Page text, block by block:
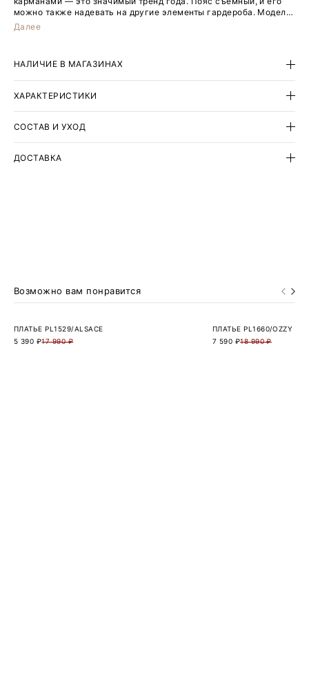
можно также надевать на другие элементы гардероба. Модель
А-силуэта без рукавов и с круглым вырезом универсальна и
удобна. Тонкий натуральный хлопок, из которого сделано
гардеробе станет отличным выбором к отпуску и летним
выходам.
Далее
НАЛИЧИЕ В МАГАЗИНАХ
ХАРАКТЕРИСТИКИ
СОСТАВ И УХОД
ДОСТАВКА
Возможно вам понравится
ПЛАТЬЕ PL1529/ALSACE
17 990 ₽
5 390 ₽
ПЛАТЬЕ PL1660/OZZY
18 990 ₽
7 590 ₽